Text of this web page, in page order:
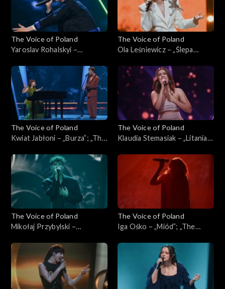
The Voice of Poland
Yaroslav Rohalskyi –
Poland”, Live, 9 listopada
2024
The Voice of Poland
Ola Leśniewicz – „Ślepa
Poland”, Live, 9 listopada
2024
The Voice of Poland
Kwiat Jabłoni – „Burza”; „The
listopada 2024
The Voice of Poland
Klaudia Stemasiak – „Litania”;
listopada 2024
The Voice of Poland
Mikołaj Przybylski –
Poland”, Live, 9 listopada
2024
The Voice of Poland
Iga Ośko – „Miód”; „The
listopada 2024